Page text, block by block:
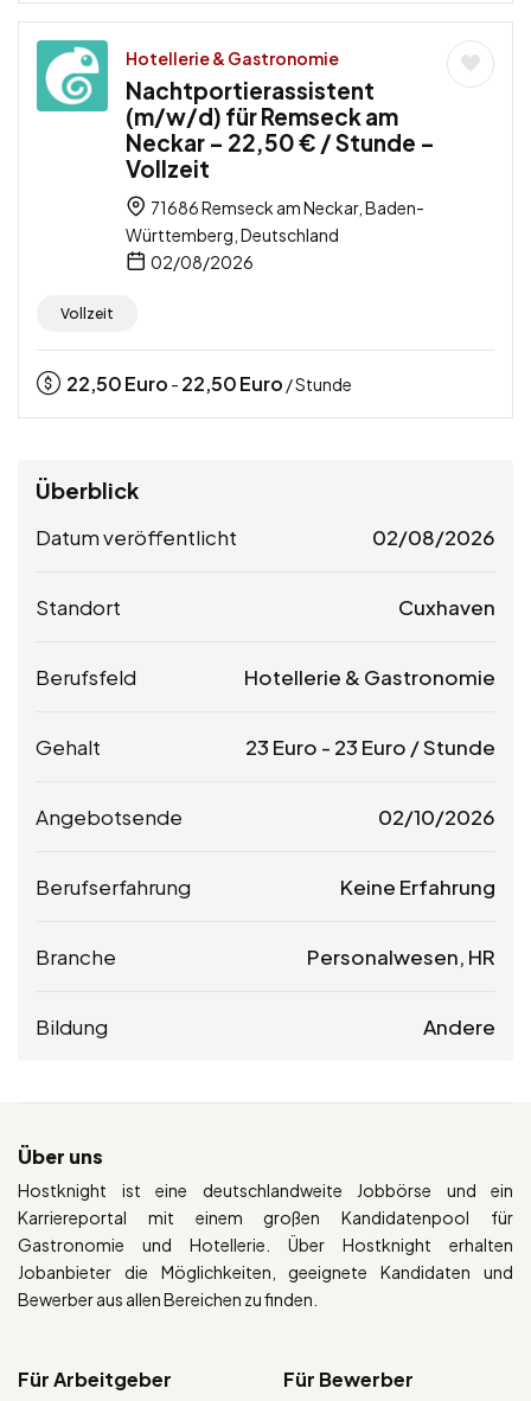
Hotellerie & Gastronomie
Nachtportierassistent
(m/w/d) für Remseck am
Neckar – 22,50 € / Stunde –
Vollzeit
71686 Remseck am Neckar, Baden-
Württemberg, Deutschland
02/08/2026
Vollzeit
22,50Euro - 22,50Euro / Stunde
Überblick
Datum veröffentlicht 02/08/2026
Standort Cuxhaven
Berufsfeld Hotellerie & Gastronomie
Gehalt 23 Euro - 23 Euro / Stunde
Angebotsende 02/10/2026
Berufserfahrung Keine Erfahrung
Branche Personalwesen, HR
Bildung Andere
Über uns
Hostknight ist eine deutschlandweite Jobbörse und ein
Karriereportal mit einem großen Kandidatenpool für
Gastronomie und Hotellerie. Über Hostknight erhalten
Jobanbieter die Möglichkeiten, geeignete Kandidaten und
Bewerber aus allen Bereichen zu finden.
Für Arbeitgeber Für Bewerber